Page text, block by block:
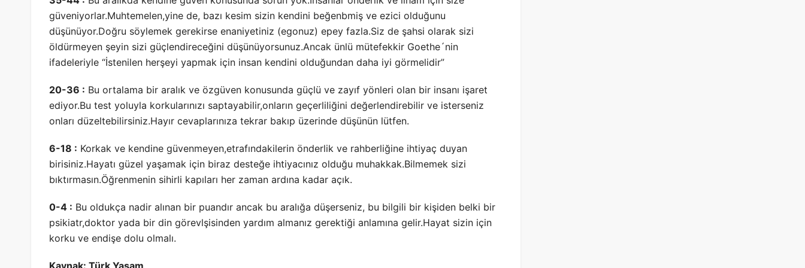
güveniyorlar.Muhtemelen,yine de, bazı kesim sizin kendini beğenbmiş ve ezici olduğunu
düşünüyor.Doğru söylemek gerekirse enaniyetiniz (egonuz) epey fazla.Siz de şahsi olarak sizi
öldürmeyen şeyin sizi güçlendireceğini düşünüyorsunuz.Ancak ünlü mütefekkir Goethe´nin
ifadeleriyle “İstenilen herşeyi yapmak için insan kendini olduğundan daha iyi görmelidir”
20-36 : Bu ortalama bir aralık ve özgüven konusunda güçlü ve zayıf yönleri olan bir insanı işaret
ediyor.Bu test yoluyla korkularınızı saptayabilir,onların geçerliliğini değerlendirebilir ve isterseniz
onları düzeltebilirsiniz.Hayır cevaplarınıza tekrar bakıp üzerinde düşünün lütfen.
6-18 : Korkak ve kendine güvenmeyen,etrafındakilerin önderlik ve rahberliğine ihtiyaç duyan
birisiniz.Hayatı güzel yaşamak için biraz desteğe ihtiyacınız olduğu muhakkak.Bilmemek sizi
bıktırmasın.Öğrenmenin sihirli kapıları her zaman ardına kadar açık.
0-4 : Bu oldukça nadir alınan bir puandır ancak bu aralığa düşerseniz, bu bilgili bir kişiden belki bir
psikiatr,doktor yada bir din görevlşisinden yardım almanız gerektiği anlamına gelir.Hayat sizin için
korku ve endişe dolu olmalı.